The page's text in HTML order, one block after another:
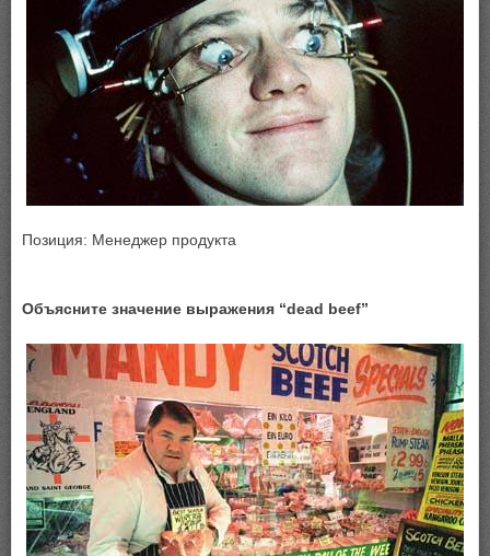
Позиция: Менеджер продукта
Объясните значение выражения “dead beef”